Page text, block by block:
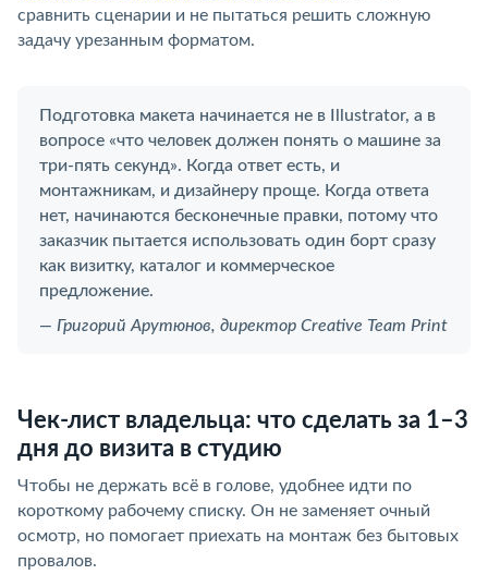
сравнить сценарии и не пытаться решить сложную
задачу урезанным форматом.
Подготовка макета начинается не в Illustrator, а в
вопросе «что человек должен понять о машине за
три-пять секунд». Когда ответ есть, и
монтажникам, и дизайнеру проще. Когда ответа
нет, начинаются бесконечные правки, потому что
заказчик пытается использовать один борт сразу
как визитку, каталог и коммерческое
предложение.
— Григорий Арутюнов, директор Creative Team Print
Чек-лист владельца: что сделать за 1–3
дня до визита в студию
Чтобы не держать всё в голове, удобнее идти по
короткому рабочему списку. Он не заменяет очный
осмотр, но помогает приехать на монтаж без бытовых
провалов.